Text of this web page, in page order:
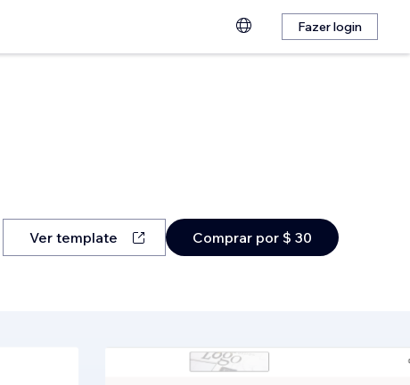
Fazer login
Ver template Comprar por $ 30